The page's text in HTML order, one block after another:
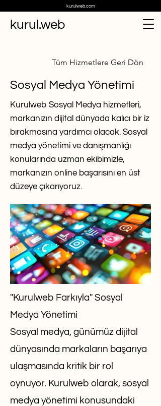
kurulweb.com
kurul.web
Tüm Hizmetlere Geri Dön
Sosyal Medya Yönetimi
Kurulweb Sosyal Medya hizmetleri,
markanızın dijital dünyada kalıcı bir iz
bırakmasına yardımcı olacak. Sosyal
medya yönetimi ve danışmanlığı
konularında uzman ekibimizle,
markanızın online başarısını en üst
düzeye çıkarıyoruz.
''Kurulweb Farkıyla'' Sosyal
Medya Yönetimi
Sosyal medya, günümüz dijital
dünyasında markaların başarıya
ulaşmasında kritik bir rol
oynuyor. Kurulweb olarak, sosyal
medya yönetimi konusundaki